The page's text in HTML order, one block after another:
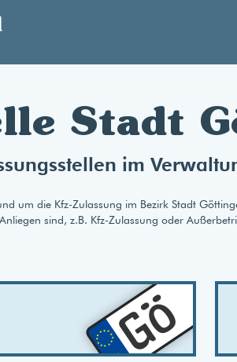
Stadt
im
um die Kfz-Zulassung im Bezirk Stadt
sind, z.B. Kfz-Zulassung oder
GÖ